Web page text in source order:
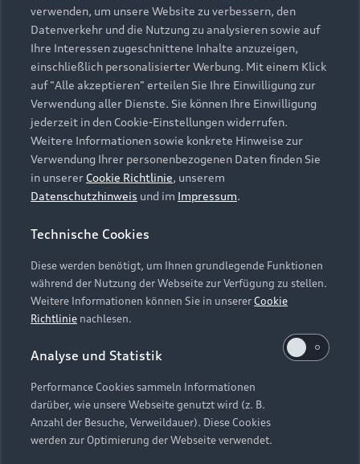
Modelle vergleichen
Elektromodelle
Plug-in-Hybride
Neuwagensuche
Gebrauchtwagensuche
Gebrauchtwagen
Finanzierung
Aktionen & Angebote
Geschäftskunden
Service & Zubehör
Saisonale Angebote
Audi Services
Garantie
Audi digital services
myAudi
Support
Kundenservice
Händlersuche
Audi Code
Online-Terminvereinbarung
Servicekontakt
Vertrag widerrufen
Über Audi
Unternehmen
Karriere
Investor Relations
Presse & Media Center
Datenschutz
Audi erleben
Newsletter
Impressum Rechtliches
Hinweisgebersystem
Datenschutzinformation
Cookie-Einstellungen
Cookie-Richtlinie
Barrierefreiheit
Hinweis: Die aktuelle Darstellung und Anordnung der
Embleme am Fahrzeug bei allen Abbildungen auf dieser
Webseite kann abweichen.
verwenden, um unsere Website zu verbessern, den
Datenverkehr und die Nutzung zu analysieren sowie auf
Ihre Interessen zugeschnittene Inhalte anzuzeigen,
einschließlich personalisierter Werbung. Mit einem Klick
auf "Alle akzeptieren" erteilen Sie Ihre Einwilligung zur
Verwendung aller Dienste. Sie können Ihre Einwilligung
jederzeit in den Cookie-Einstellungen widerrufen.
Weitere Informationen sowie konkrete Hinweise zur
Verwendung Ihrer personenbezogenen Daten finden Sie
in unserer Cookie Richtlinie, unserem
Datenschutzhinweis und im Impressum.
Technische Cookies
Diese werden benötigt, um Ihnen grundlegende Funktionen
während der Nutzung der Webseite zur Verfügung zu stellen.
Weitere Informationen können Sie in unsererCookie
Richtlinie nachlesen.
Analyse und Statistik
Performance Cookies sammeln Informationen
darüber, wie unsere Webseite genutzt wird (z. B.
Anzahl der Besuche, Verweildauer). Diese Cookies
werden zur Optimierung der Webseite verwendet.